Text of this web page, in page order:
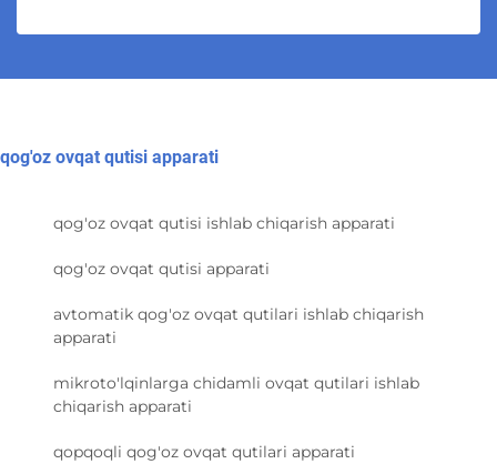
qog'oz ovqat qutisi apparati
qog'oz ovqat qutisi ishlab chiqarish apparati
qog'oz ovqat qutisi apparati
avtomatik qog'oz ovqat qutilari ishlab chiqarish
apparati
mikroto'lqinlarga chidamli ovqat qutilari ishlab
chiqarish apparati
qopqoqli qog'oz ovqat qutilari apparati